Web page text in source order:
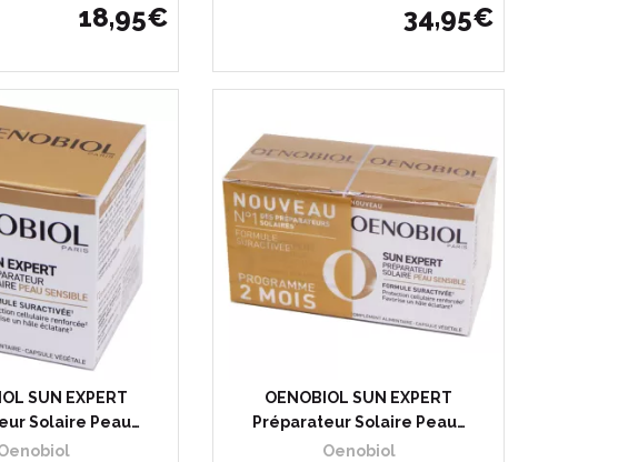
18,95€ 34,95€
SUN EXPERT
Solaire Peau…
OENOBIOL SUN EXPERT
Préparateur Solaire Peau…
Oenobiol